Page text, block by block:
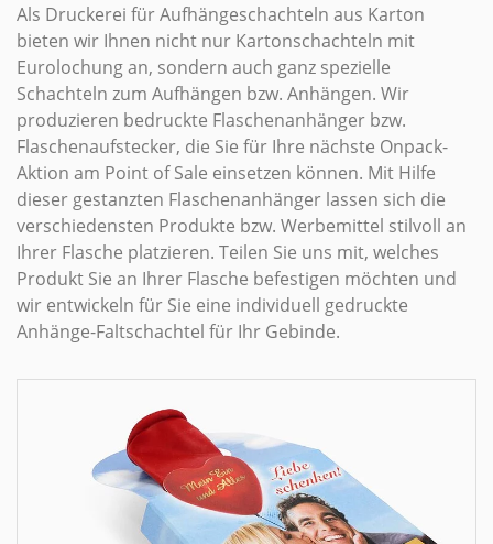
Als Druckerei für Aufhängeschachteln aus Karton
bieten wir Ihnen nicht nur Kartonschachteln mit
Eurolochung an, sondern auch ganz spezielle
Schachteln zum Aufhängen bzw. Anhängen. Wir
produzieren bedruckte Flaschenanhänger bzw.
Flaschenaufstecker, die Sie für Ihre nächste Onpack-
Aktion am Point of Sale einsetzen können. Mit Hilfe
dieser gestanzten Flaschenanhänger lassen sich die
verschiedensten Produkte bzw. Werbemittel stilvoll an
Ihrer Flasche platzieren. Teilen Sie uns mit, welches
Produkt Sie an Ihrer Flasche befestigen möchten und
wir entwickeln für Sie eine individuell gedruckte
Anhänge-Faltschachtel für Ihr Gebinde.